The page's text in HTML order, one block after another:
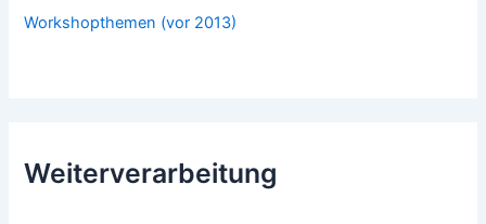
Workshopthemen (vor 2013)
Weiterverarbeitung